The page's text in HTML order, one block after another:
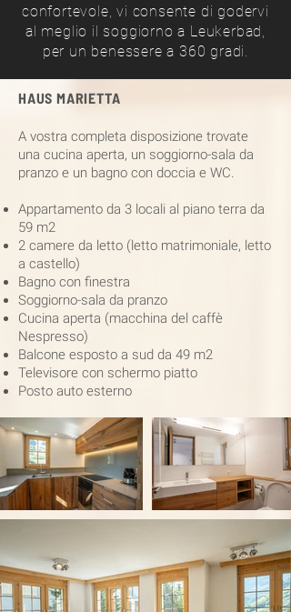
confortevole, vi consente di godervi
al meglio il soggiorno a Leukerbad,
per un benessere a 360 gradi.
HAUS MARIETTA
A vostra completa disposizione trovate
una cucina aperta, un soggiorno-sala da
pranzo e un bagno con doccia e WC.
Appartamento da 3 locali al piano terra da
59 m2
2 camere da letto (letto matrimoniale, letto
a castello)
Bagno con finestra
Soggiorno-sala da pranzo
Cucina aperta (macchina del caffè
Nespresso)
Balcone esposto a sud da 49 m2
Televisore con schermo piatto
Posto auto esterno